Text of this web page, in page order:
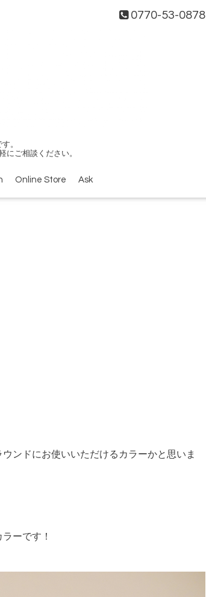
0770-53-0878
。
にご相談ください。
Online Store Ask
ンドにお使いいただけるカラーかと思いま
ーです！